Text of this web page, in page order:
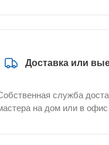
Доставка или
служба
на дом или в офис